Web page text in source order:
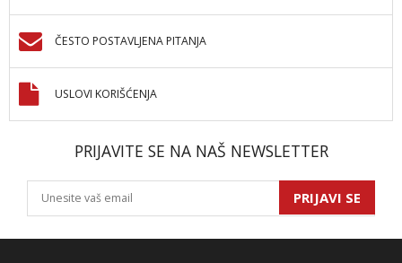
ČESTO POSTAVLJENA PITANJA
USLOVI KORIŠĆENJA
PRIJAVITE SE NA NAŠ NEWSLETTER
PRIJAVI SE